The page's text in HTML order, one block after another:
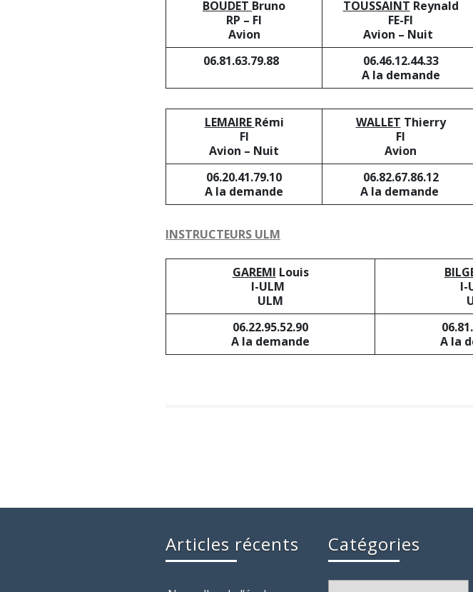
BOUDET Bruno
RP – FI
Avion
TOUSSAINT Reynald
FE-FI
Avion – Nuit
06.81.63.79.88
06.46.12.44.33
A la demande
LEMAIRE Rémi
FI
Avion – Nuit
WALLET Thierry
FI
Avion
06.20.41.79.10
A la demande
06.82.67.86.12
A la demande
INSTRUCTEURS ULM
GAREMI Louis
I-ULM
ULM
I-
06.22.95.52.90
A la demande
A la
Articles récents Catégories